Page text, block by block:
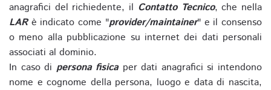
anagrafici del richiedente, il Contatto Tecnico, che nella
LARè indicato come "provider/maintainer" e il consenso
o meno alla pubblicazione su internet dei dati personali
associati al dominio.
In caso di persona fisicaper dati anagrafici si intendono
nome e cognome della persona, luogo e data di nascita,